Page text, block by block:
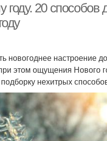
20 способов
новогоднее настроение
этом ощущения Нового
нехитрых